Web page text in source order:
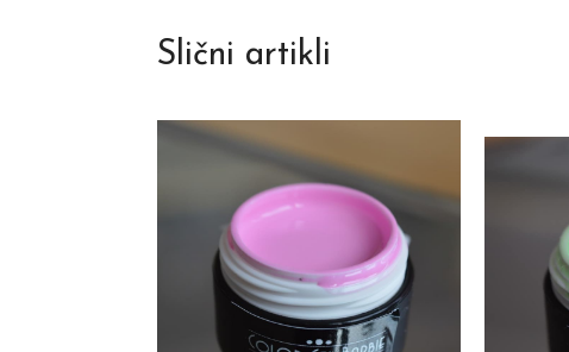
Slični artikli